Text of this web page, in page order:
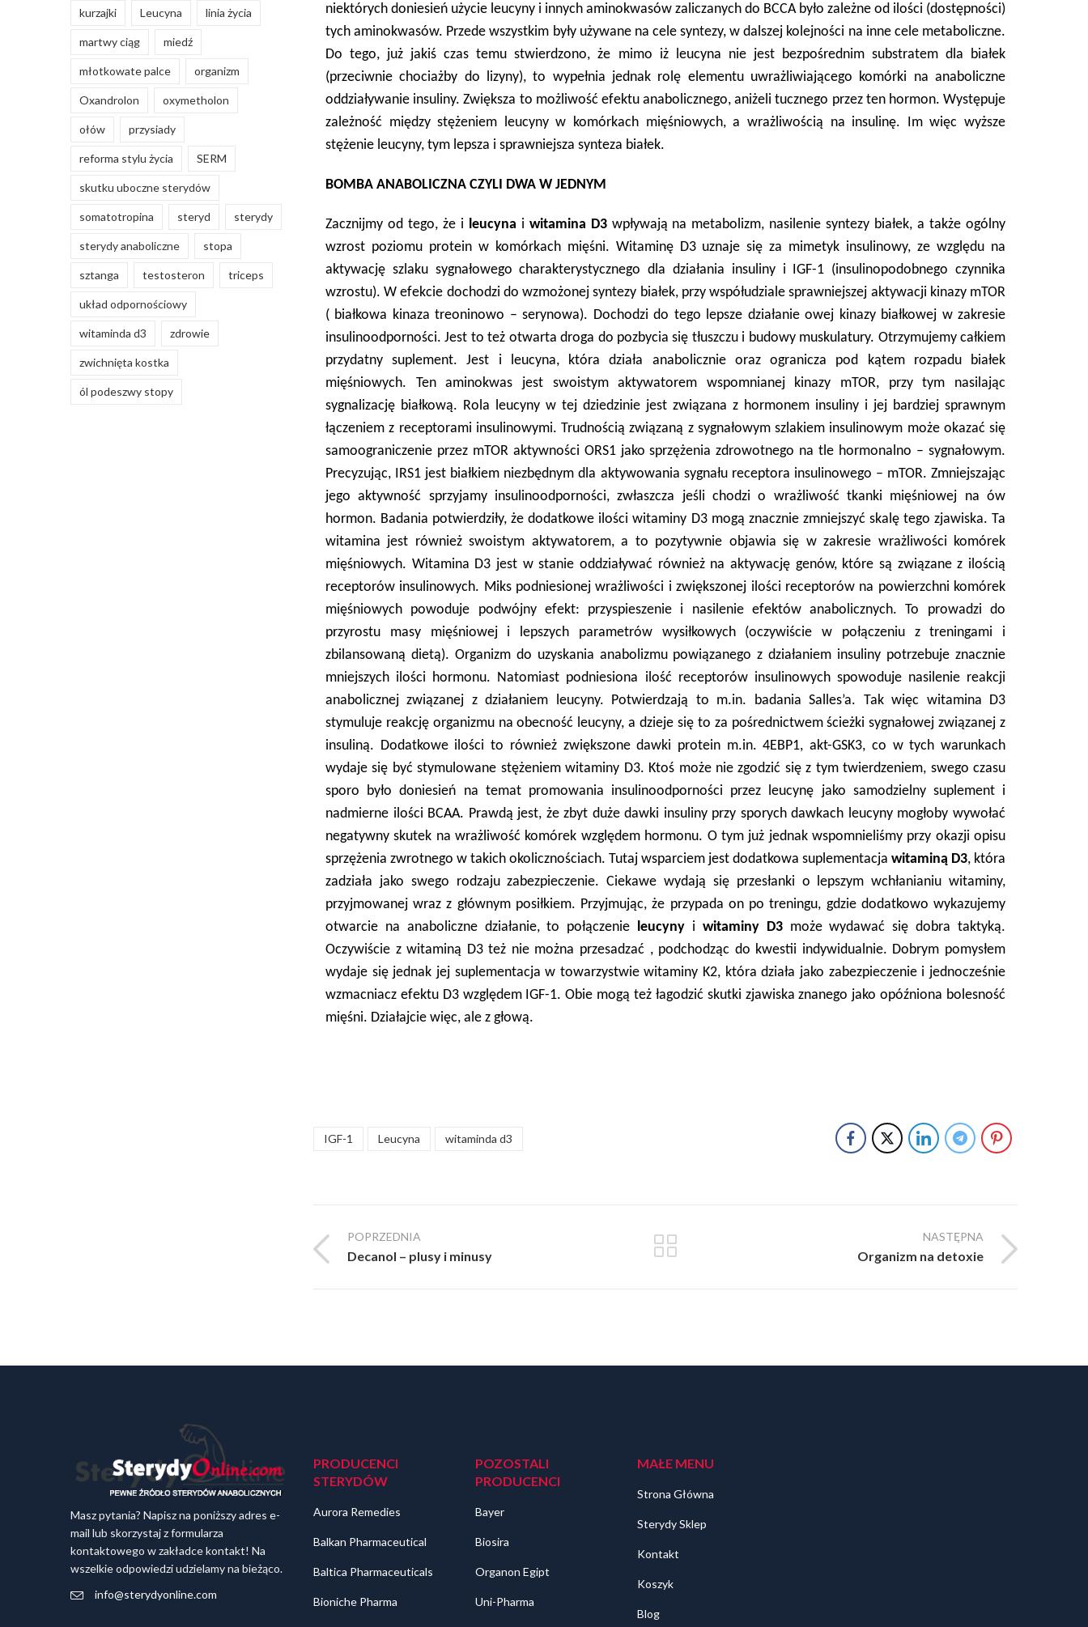
niektórych doniesień użycie leucyny i innych aminokwasów zaliczanych do BCCA było zależne od ilości (dostępności)
tych aminokwasów. Przede wszystkim były używane na cele syntezy, w dalszej kolejności na inne cele metaboliczne.
Do tego, już jakiś czas temu stwierdzono, że mimo iż leucyna nie jest bezpośrednim substratem dla białek
(przeciwnie chociażby do lizyny), to wypełnia jednak rolę elementu uwrażliwiającego komórki na anaboliczne
oddziaływanie insuliny. Zwiększa to możliwość efektu anabolicznego, aniżeli tucznego przez ten hormon. Występuje
zależność między stężeniem leucyny w komórkach mięśniowych, a wrażliwością na insulinę. Im więc wyższe
stężenie leucyny, tym lepsza i sprawniejsza synteza białek.
BOMBA ANABOLICZNA CZYLI DWA W JEDNYM
Zacznijmy od tego, że i leucyna i witamina D3wpływają na metabolizm, nasilenie syntezy białek, a także ogólny
wzrost poziomu protein w komórkach mięśni. Witaminę D3 uznaje się za mimetyk insulinowy, ze względu na
aktywację szlaku sygnałowego charakterystycznego dla działania insuliny i IGF-1 (insulinopodobnego czynnika
wzrostu). W efekcie dochodzi do wzmożonej syntezy białek, przy współudziale sprawniejszej aktywacji kinazy mTOR
( białkowa kinaza treoninowo – serynowa). Dochodzi do tego lepsze działanie owej kinazy białkowej w zakresie
insulinoodporności. Jest to też otwarta droga do pozbycia się tłuszczu i budowy muskulatury. Otrzymujemy całkiem
przydatny suplement. Jest i leucyna, która działa anabolicznie oraz ogranicza pod kątem rozpadu białek
mięśniowych. Ten aminokwas jest swoistym aktywatorem wspomnianej kinazy mTOR, przy tym nasilając
sygnalizację białkową. Rola leucyny w tej dziedzinie jest związana z hormonem insuliny i jej bardziej sprawnym
łączeniem z receptorami insulinowymi. Trudnością związaną z sygnałowym szlakiem insulinowym może okazać się
samoograniczenie przez mTOR aktywności ORS1 jako sprzężenia zdrowotnego na tle hormonalno – sygnałowym.
Precyzując, IRS1 jest białkiem niezbędnym dla aktywowania sygnału receptora insulinowego – mTOR. Zmniejszając
jego aktywność sprzyjamy insulinoodporności, zwłaszcza jeśli chodzi o wrażliwość tkanki mięśniowej na ów
hormon. Badania potwierdziły, że dodatkowe ilości witaminy D3 mogą znacznie zmniejszyć skalę tego zjawiska. Ta
witamina jest również swoistym aktywatorem, a to pozytywnie objawia się w zakresie wrażliwości komórek
mięśniowych. Witamina D3 jest w stanie oddziaływać również na aktywację genów, które są związane z ilością
receptorów insulinowych. Miks podniesionej wrażliwości i zwiększonej ilości receptorów na powierzchni komórek
mięśniowych powoduje podwójny efekt: przyspieszenie i nasilenie efektów anabolicznych. To prowadzi do
przyrostu masy mięśniowej i lepszych parametrów wysiłkowych (oczywiście w połączeniu z treningami i
zbilansowaną dietą). Organizm do uzyskania anabolizmu powiązanego z działaniem insuliny potrzebuje znacznie
mniejszych ilości hormonu. Natomiast podniesiona ilość receptorów insulinowych spowoduje nasilenie reakcji
anabolicznej związanej z działaniem leucyny. Potwierdzają to m.in. badania Salles’a. Tak więc witamina D3
stymuluje reakcję organizmu na obecność leucyny, a dzieje się to za pośrednictwem ścieżki sygnałowej związanej z
insuliną. Dodatkowe ilości to również zwiększone dawki protein m.in. 4EBP1, akt-GSK3, co w tych warunkach
wydaje się być stymulowane stężeniem witaminy D3. Ktoś może nie zgodzić się z tym twierdzeniem, swego czasu
sporo było doniesień na temat promowania insulinoodporności przez leucynę jako samodzielny suplement i
nadmierne ilości BCAA. Prawdą jest, że zbyt duże dawki insuliny przy sporych dawkach leucyny mogłoby wywołać
negatywny skutek na wrażliwość komórek względem hormonu. O tym już jednak wspomnieliśmy przy okazji opisu
sprzężenia zwrotnego w takich okolicznościach. Tutaj wsparciem jest dodatkowa suplementacja witaminą D3, która
zadziała jako swego rodzaju zabezpieczenie. Ciekawe wydają się przesłanki o lepszym wchłanianiu witaminy,
przyjmowanej wraz z głównym posiłkiem. Przyjmując, że przypada on po treningu, gdzie dodatkowo wykazujemy
otwarcie na anaboliczne działanie, to połączenie
leucyny i witaminy D3może wydawać się dobra taktyką.
Oczywiście z witaminą D3 też nie można przesadzać , podchodząc do kwestii indywidualnie. Dobrym pomysłem
wydaje się jednak jej suplementacja w towarzystwie witaminy K2, która działa jako zabezpieczenie i jednocześnie
wzmacniacz efektu D3 względem IGF-1. Obie mogą też łagodzić skutki zjawiska znanego jako opóźniona bolesność
mięśni. Działajcie więc, ale z głową.
IGF-1 Leucyna witaminda d3
POPRZEDNIA
Decanol – plusy i minusy
NASTĘPNA
Organizm na detoxie
kurzajki Leucyna linia życia
martwy ciąg miedź
młotkowate palce organizm
Oxandrolon oxymetholon
ołów przysiady
reforma stylu życia SERM
skutku uboczne sterydów
somatotropina steryd sterydy
sterydy anaboliczne stopa
sztanga testosteron triceps
układ odpornościowy
witaminda d3 zdrowie
zwichnięta kostka
ól podeszwy stopy
Masz pytania? Napisz na poniższy adres e-
mail lub skorzystaj z formularza
kontaktowego w zakładce kontakt! Na
wszelkie odpowiedzi udzielamy na bieżąco.
info@sterydyonline.com
PRODUCENCI
STERYDÓW
Aurora Remedies
Balkan Pharmaceutical
Baltica Pharmaceuticals
Bioniche Pharma
POZOSTALI
PRODUCENCI
Bayer
Biosira
Organon Egipt
Uni-Pharma
MAŁE MENU
Strona Główna
Sterydy Sklep
Kontakt
Koszyk
Blog